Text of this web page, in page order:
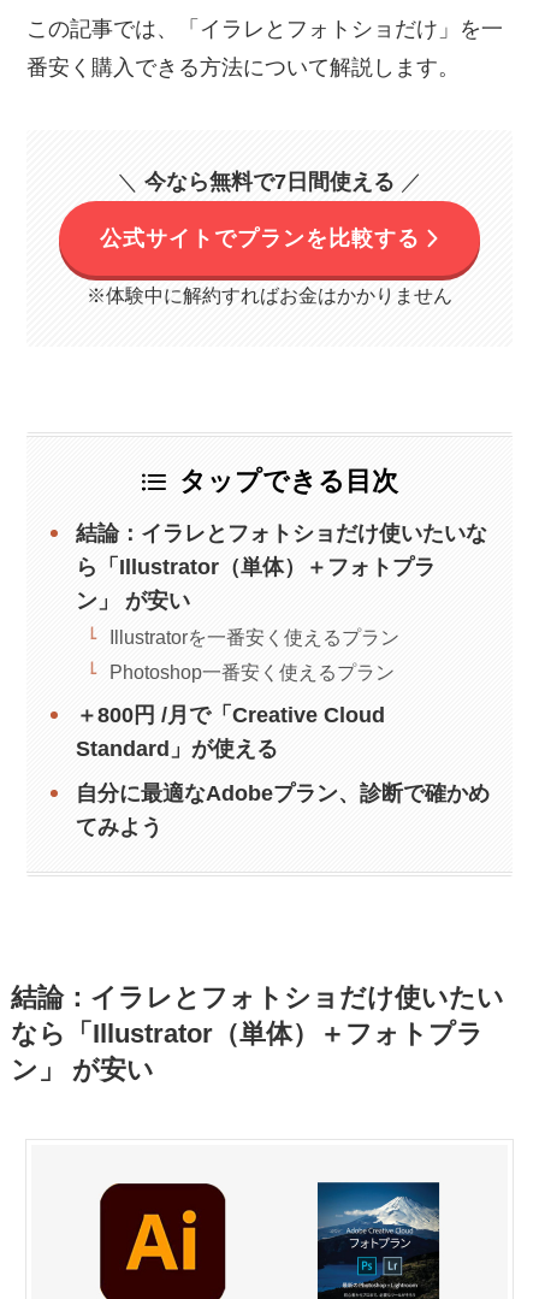
この記事では、「イラレとフォトショだけ」を一
番安く購入できる方法について解説します。
＼ 今なら無料で7日間使える ／
公式サイトでプランを比較する
※体験中に解約すればお金はかかりません
タップできる目次
結論：イラレとフォトショだけ使いたいな
ら「Illustrator（単体）＋フォトプラ
ン」 が安い
Illustratorを一番安く使えるプラン
Photoshop一番安く使えるプラン
＋800円 /月で「Creative Cloud
Standard」が使える
自分に最適なAdobeプラン、診断で確かめ
てみよう
結論：イラレとフォトショだけ使いたい
なら「Illustrator（単体）＋フォトプラ
ン」 が安い